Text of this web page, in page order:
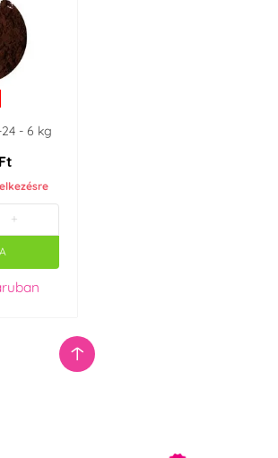
- 6 kg
+